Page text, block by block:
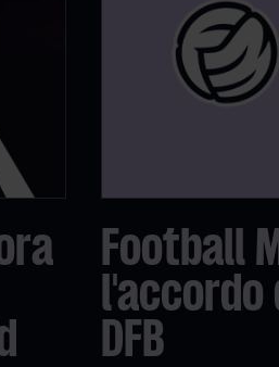
Football
l'accordo
DFB